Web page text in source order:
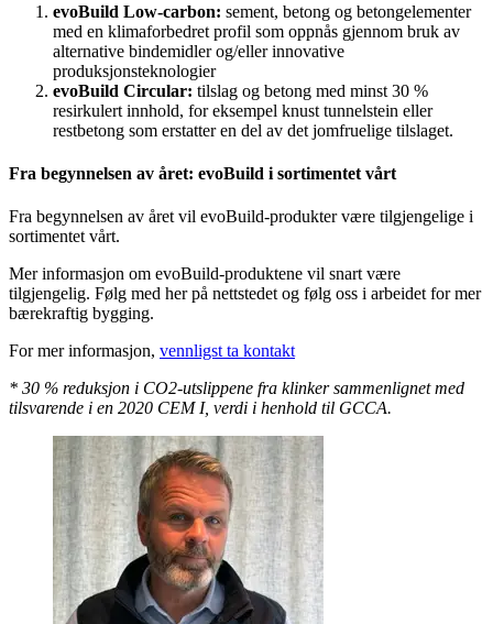
evoBuild Low-carbon: sement, betong og betongelementer
med en klimaforbedret profil som oppnås gjennom bruk av
alternative bindemidler og/eller innovative
produksjonsteknologier
evoBuild Circular: tilslag og betong med minst 30 %
resirkulert innhold, for eksempel knust tunnelstein eller
restbetong som erstatter en del av det jomfruelige tilslaget.
Fra begynnelsen av året: evoBuild i sortimentet vårt
Fra begynnelsen av året vil evoBuild-produkter være tilgjengelige i
sortimentet vårt.
Mer informasjon om evoBuild-produktene vil snart være
tilgjengelig. Følg med her på nettstedet og følg oss i arbeidet for mer
bærekraftig bygging.
For mer informasjon, vennligst ta kontakt
* 30 % reduksjon i CO2-utslippene fra klinker sammenlignet med
tilsvarende i en 2020 CEM I, verdi i henhold til GCCA.